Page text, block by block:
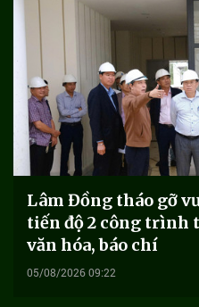
Lâm Đồng tháo gỡ
tiến độ 2 công trình
văn hóa, báo chí
05/08/2026 09:22